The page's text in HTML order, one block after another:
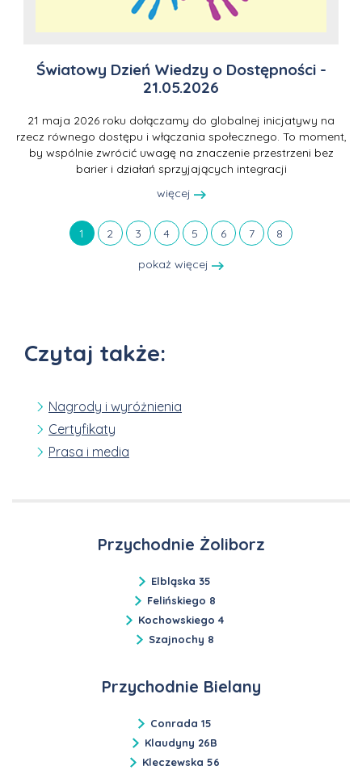
Światowy Dzień Wiedzy o Dostępności -
21.05.2026
21 maja 2026 roku dołączamy do globalnej inicjatywy na
rzecz równego dostępu i włączania społecznego. To moment,
by wspólnie zwrócić uwagę na znaczenie przestrzeni bez
barier i działań sprzyjających integracji
więcej
1 2 3 4 5 6 7 8
pokaż więcej
Czytaj także:
Nagrody i wyróżnienia
Certyfikaty
Prasa i media
Przychodnie Żoliborz
Elbląska 35
Felińskiego 8
Kochowskiego 4
Szajnochy 8
Przychodnie Bielany
Conrada 15
Klaudyny 26B
Kleczewska 56